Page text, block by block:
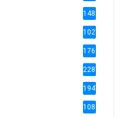
1488
1027
1769
2287
1947
1088